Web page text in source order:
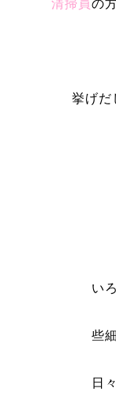
清掃員の
挙げだ
い
些
日